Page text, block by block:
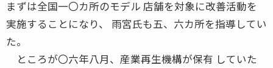
まずは全国一〇カ所のモデル 店舗を対象に改善活動を
実施することになり、 雨宮氏も五、六カ所を指導してい
た。
ところが〇六年八月、産業再生機構が保有 していた